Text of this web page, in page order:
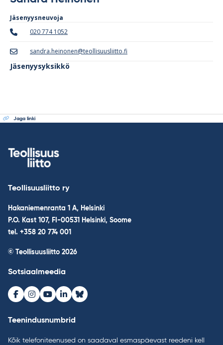
Jäsenyysneuvoja
020 774 1052
sandra.heinonen@teollisuusliitto.fi
Jäsenyysyksikkö
Jaga linki
Teollisuusliitto ry
Hakaniemenranta 1 A, Helsinki
P.O. Kast 107, FI-00531 Helsinki, Soome
tel. +358 20 774 001
© Teollisuusliitto 2026
Sotsiaalmeedia
Facebook
Instagram
Youtube
LinkedInBluesky
Teenindusnumbrid
Kõik telefoniteenused on saadaval esmaspäevast reedeni kell